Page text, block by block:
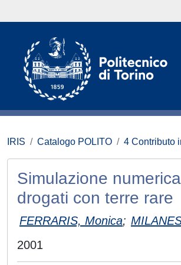
IRIS Catalogo POLITO 4 Contributo
Simulazione
drogati con terre rare
FERRARIS, Monica;
2001